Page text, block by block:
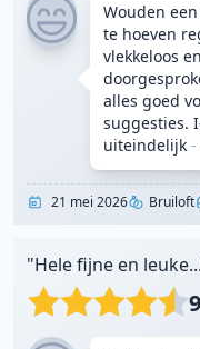
Wouden
te hoeven
vlekkeloos
alles goed
suggesties.
uiteindelijk -
21 mei 2026 Bruiloft
"Hele fijne en